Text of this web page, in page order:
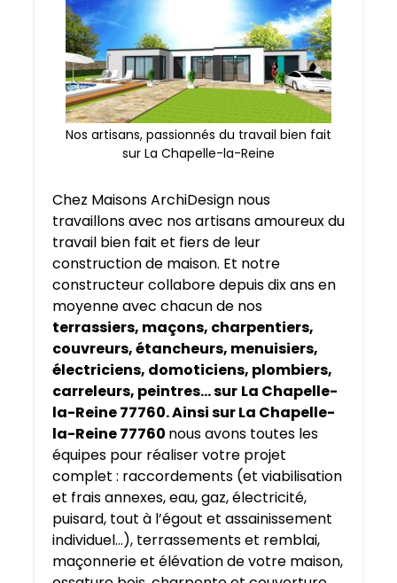
Nos artisans, passionnés du travail bien fait
sur La Chapelle-la-Reine
Chez Maisons ArchiDesign nous
travaillons avec nos artisans amoureux du
travail bien fait et fiers de leur
construction de maison. Et notre
constructeur collabore depuis dix ans en
moyenne avec chacun de nos
terrassiers, maçons, charpentiers,
couvreurs, étancheurs, menuisiers,
électriciens, domoticiens, plombiers,
carreleurs, peintres… sur La Chapelle-
la-Reine 77760. Ainsi sur La Chapelle-
la-Reine 77760 nous avons toutes les
équipes pour réaliser votre projet
complet : raccordements (et viabilisation
et frais annexes, eau, gaz, électricité,
puisard, tout à l’égout et assainissement
individuel…), terrassements et remblai,
maçonnerie et élévation de votre maison,